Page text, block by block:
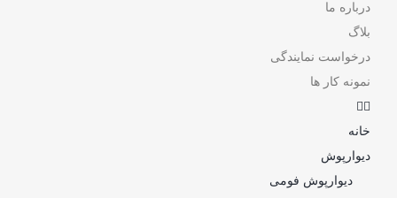
درباره ما
بلاگ
درخواست نمایندگی
نمونه کار ها
خانه
دیوارپوش
دیوارپوش فومی